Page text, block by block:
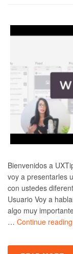
Bienvenidos a
voy a presentarles
con ustedes
Usuario Voy a
algo muy
… Continue reading